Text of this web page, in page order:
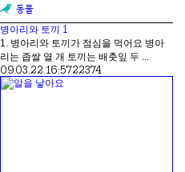
동물
병아리와 토끼 1
1. 병아리와 토끼가 점심을 먹어요 병아
리는 좁쌀 열 개 토끼는 배춧잎 두 ...
09.03.22. 16:5722374